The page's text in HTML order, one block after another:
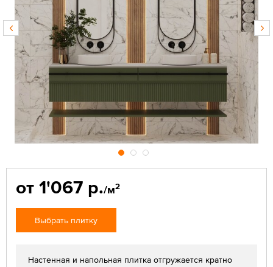
от 1'067 р./м2
Выбрать плитку
Настенная и напольная плитка отгружается кратно